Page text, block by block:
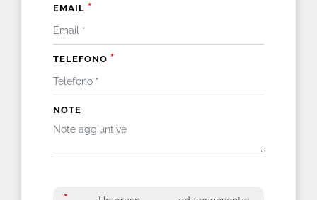
EMAIL *
TELEFONO *
NOTE